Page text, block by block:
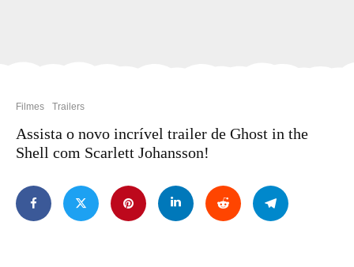
Filmes Trailers
Assista o novo incrível trailer de Ghost in the
Shell com Scarlett Johansson!